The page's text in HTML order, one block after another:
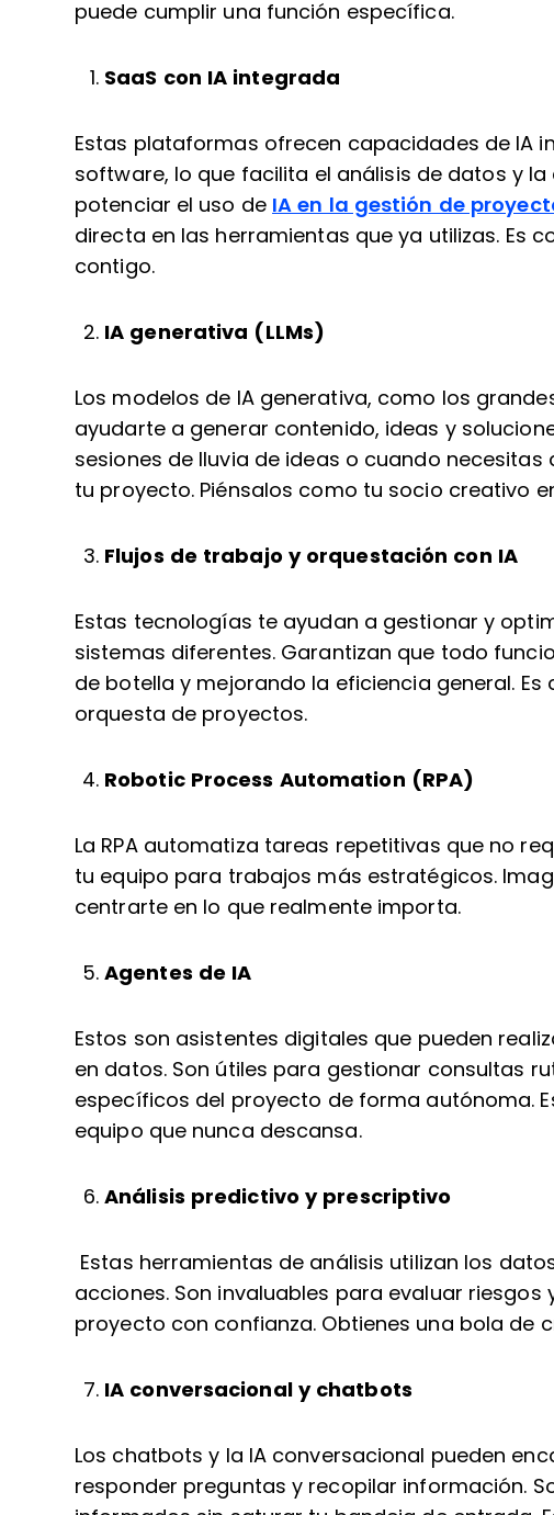
puede cumplir una función específica.
SaaS con IA integrada
Estas plataformas ofrecen capacidades de IA
software, lo que facilita el análisis de datos y
potenciar el uso de IA en la gestión de
directa en las herramientas que ya utilizas. Es
contigo.
IA generativa (LLMs)
Los modelos de IA generativa, como los
ayudarte a generar contenido, ideas y
sesiones de lluvia de ideas o cuando
tu proyecto. Piénsalos como tu socio creativo
Flujos de trabajo y orquestación con IA
Estas tecnologías te ayudan a gestionar y
sistemas diferentes. Garantizan que todo
de botella y mejorando la eficiencia general.
orquesta de proyectos.
Robotic Process Automation (RPA)
La RPA automatiza tareas repetitivas que no
tu equipo para trabajos más estratégicos.
centrarte en lo que realmente importa.
Agentes de IA
Estos son asistentes digitales que pueden
en datos. Son útiles para gestionar consultas
específicos del proyecto de forma autónoma.
equipo que nunca descansa.
Análisis predictivo y prescriptivo
Estas herramientas de análisis utilizan los
acciones. Son invaluables para evaluar
proyecto con confianza. Obtienes una bola de
IA conversacional y chatbots
Los chatbots y la IA conversacional pueden
responder preguntas y recopilar información.